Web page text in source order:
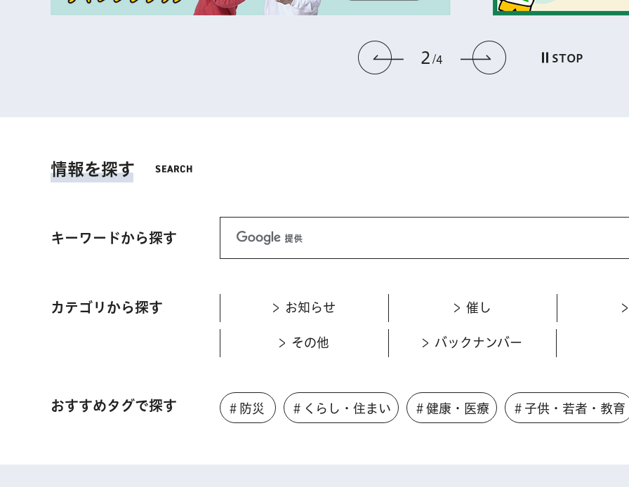
前のスライドを表示
2 4 次のスライド
STOP
情報を探す
キーワードから探す
カテゴリから探す お知らせ 催し
その他 バックナンバー
おすすめタグで探す ＃防災 ＃くらし・住まい ＃健康・医療 ＃子供・若者・教育